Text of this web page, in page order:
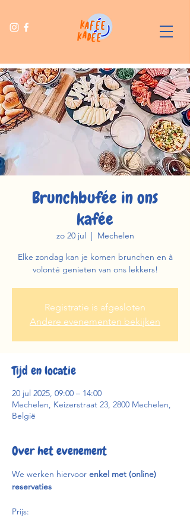
Brunchbufée in ons
kafée
zo 20 jul
  |
Mechelen
Elke zondag kan je komen brunchen en à
volonté genieten van ons lekkers!
Registratie is afgesloten
Andere evenementen bekijken
Tijd en locatie
20 jul 2025, 09:00 – 14:00
Mechelen, Keizerstraat 23, 2800 Mechelen,
België
Over het evenement
We werken hiervoor enkel met (online)
reservaties
Prijs: